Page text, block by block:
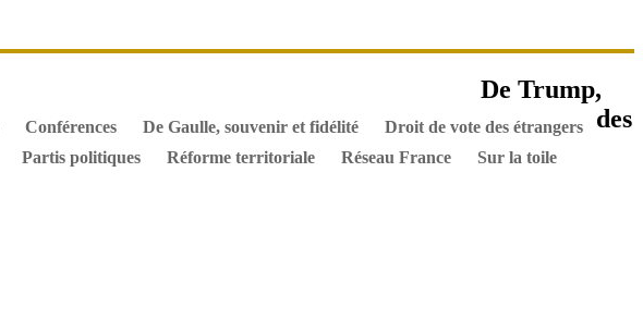
Conférences De Gaulle, souvenir et fidélité
Droit de vote des étrangers
Partis politiques Réforme territoriale Réseau France Sur la toile
De Trump,
des